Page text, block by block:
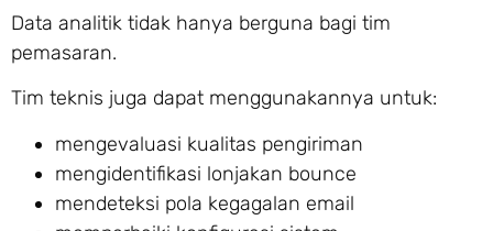
Data analitik tidak hanya berguna bagi tim
pemasaran.
Tim teknis juga dapat menggunakannya untuk:
mengevaluasi kualitas pengiriman
mengidentifikasi lonjakan bounce
mendeteksi pola kegagalan email